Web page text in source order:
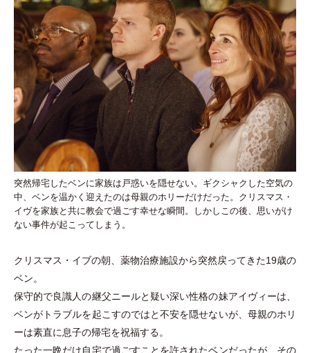
突然帰宅したベンに家族は戸惑いを隠せない。ギクシャクした空気の
中、ベンを温かく迎えたのは母親のホリーだけだった。クリスマス・
イヴを家族と共に教会で過ごす幸せな瞬間。しかしこの後、思いがけ
ない事件が起こってしまう。
クリスマス ・ イブの朝、薬物治療施設から突然戻ってきた19歳の
ベン。
保守的で良識人の継父ニールと疑い深い性格の妹アイヴィーは、
ベンがトラブルを起こすのではと不安を隠せないが、母親のホリ
ーは素直に息子の帰宅を祝福する。
たった一晩だけ自宅で過ごすことを許されたベンだったが、その